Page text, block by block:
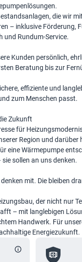
die wir
– inklusive Förderung,
und Rundum-Service.
Kunden persönlich,
Beratung bis zur
effiziente und
zum Menschen passt.
Zukunft
für
Region und darüber
eine Wärmepumpe
sollen an uns denken.
mit. Die bleiben
der nicht nur
– mit langlebigen
Handwerk. Für
Energiezukunft.